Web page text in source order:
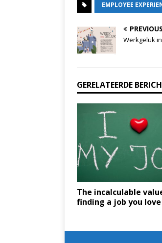
EMPLOYEE
PREVIOUS
Werkgeluk
GERELATEERDE
The incalculable
finding a job you love